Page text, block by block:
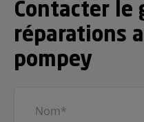
Contacter le
réparations
pompey